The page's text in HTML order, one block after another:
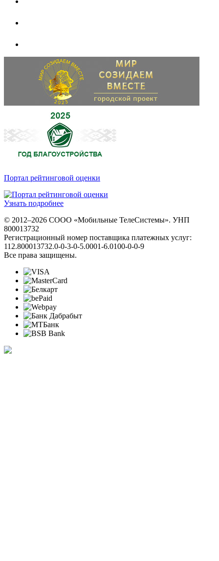
Портал рейтинговой оценки
Узнать подробнее
© 2012–2026 СООО «Мобильные ТелеСистемы». УНП
800013732
Регистрационный номер поставщика платежных услуг:
112.800013732.0-0-3-0-5.0001-6.0100-0-0-9
Все права защищены.